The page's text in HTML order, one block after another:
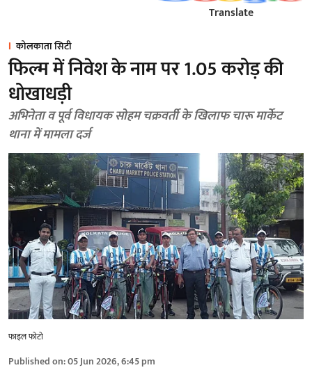
Translate
कोलकाता सिटी
फिल्म में निवेश के नाम पर 1.05 करोड़ की
धोखाधड़ी
अभिनेता व पूर्व विधायक सोहम चक्रवर्ती के खिलाफ चारू मार्केट
थाना में मामला दर्ज
फाइल फोटो
Published on:05 Jun 2026, 6:45 pm